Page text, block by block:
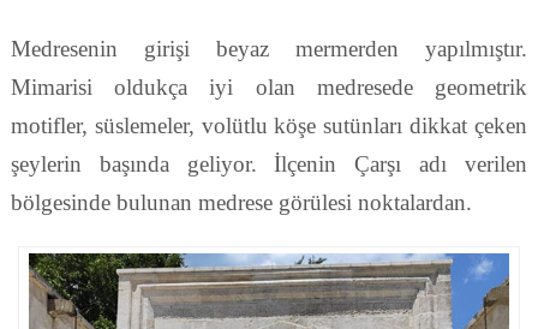
Medresenin girişi beyaz mermerden yapılmıştır.
Mimarisi oldukça iyi olan medresede geometrik
motifler, süslemeler, volütlu köşe sutünları dikkat çeken
şeylerin başında geliyor. İlçenin Çarşı adı verilen
bölgesinde bulunan medrese görülesi noktalardan.